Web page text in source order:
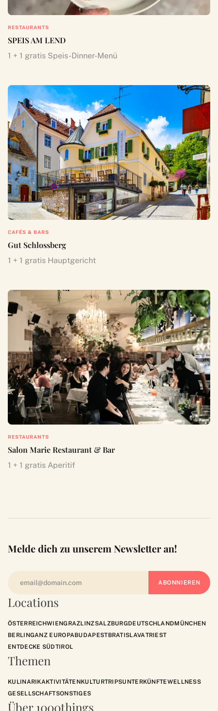
RESTAURANTS
SPEIS AM LEND
1 + 1 gratis Speis-Dinner-Menü
CAFÉS & BARS
Gut Schlossberg
1 + 1 gratis Hauptgericht
RESTAURANTS
Salon Marie Restaurant & Bar
1 + 1 gratis Aperitif
Locations
ÖSTERREICHWIENGRAZLINZSALZBURGDEUTSCHLANDMÜNCHEN
BERLINGANZ EUROPABUDAPESTBRATISLAVATRIEST
ENTDECKE SÜDTIROL
Themen
KULINARIKAKTIVITÄTENKULTURTRIPSUNTERKÜNFTEWELLNESS
GESELLSCHAFTSONSTIGES
Über 1000things
Melde dich zu unserem Newsletter an!